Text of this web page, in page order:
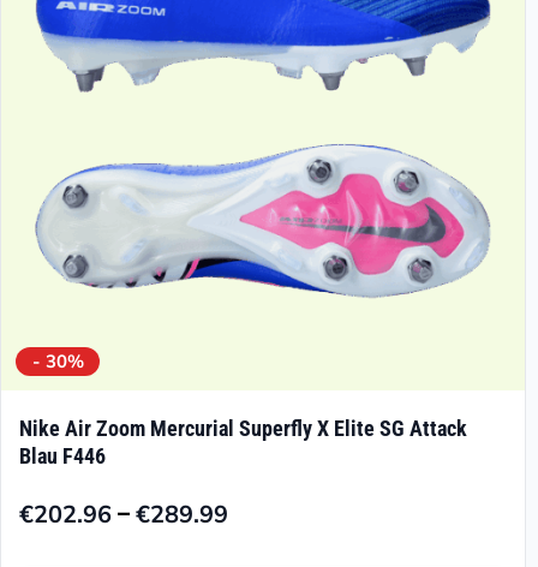
- 30%
Nike Air Zoom Mercurial Superfly X Elite SG Attack
Blau F446
€202.96–€289.99
Preisspanne: